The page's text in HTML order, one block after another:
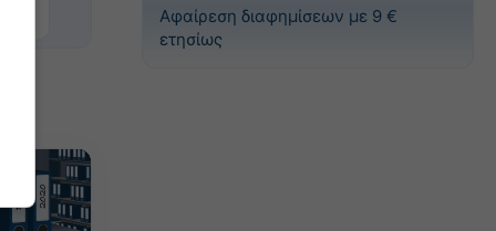
Αφαίρεση διαφημίσεων με 9 €
ετησίως